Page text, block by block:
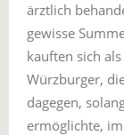
ärztlich
gewisse
kauften sich
Würzburger,
dagegen,
ermöglichte,